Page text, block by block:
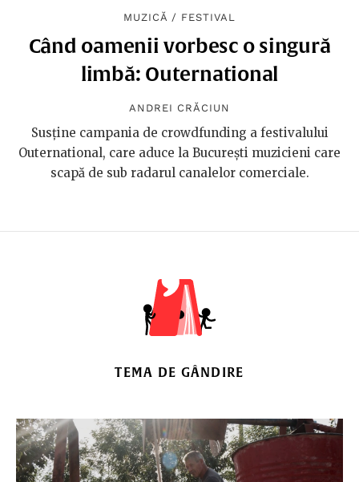
MUZICĂ / FESTIVAL
Când oamenii vorbesc o singură
limbă: Outernational
ANDREI CRĂCIUN
Susține campania de crowdfunding a festivalului
Outernational, care aduce la București muzicieni care
scapă de sub radarul canalelor comerciale.
TEMA DE GÂNDIRE